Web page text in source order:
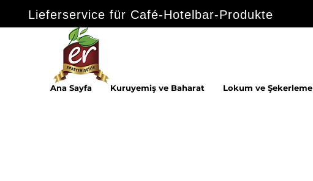
Lieferservice für Café-Hotelbar-Produkte
Ana Sayfa Kuruyemiş ve Baharat Lokum ve Şekerleme